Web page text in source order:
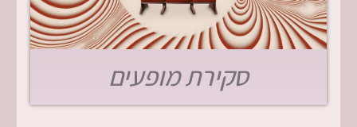
סקירת מופעים